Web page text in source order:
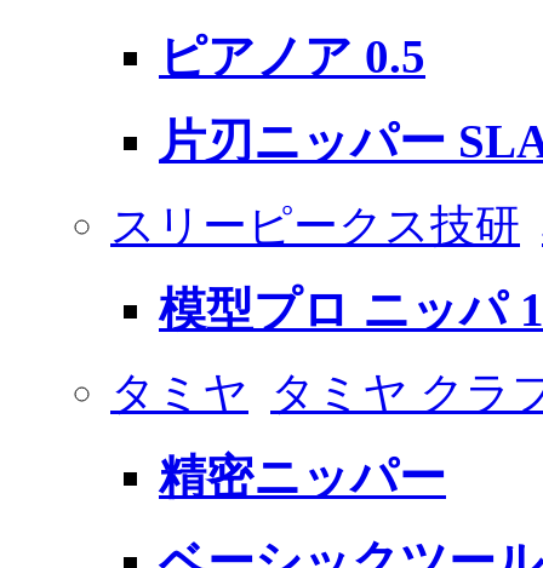
ピアノア 0.5
片刃ニッパー
スリーピークス技研
模型プロ ニッパ
タミヤ タミヤ クラ
精密ニッパー